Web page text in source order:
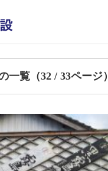
一覧（32 / 33ページ）